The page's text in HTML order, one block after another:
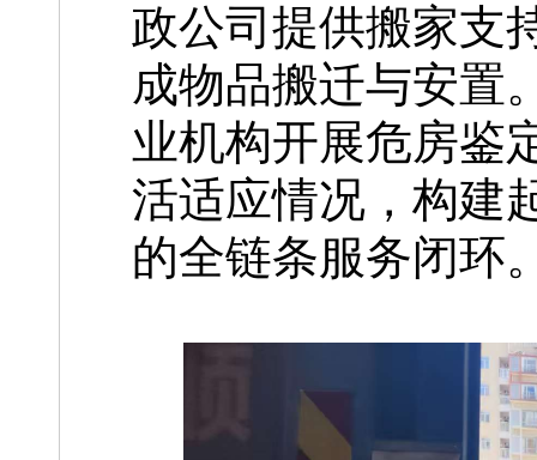
政公司提供搬家支
成物品搬迁与安置
业机构开展危房鉴
活适应情况，构
的全链条服务闭环